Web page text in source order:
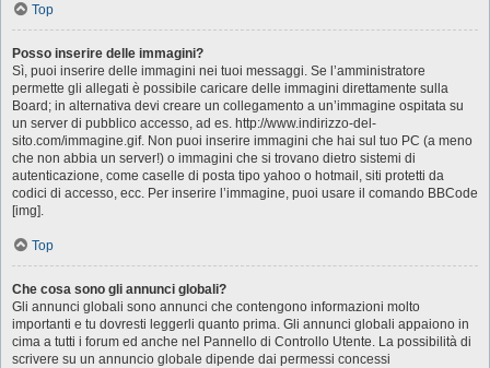
Top
Posso inserire delle immagini?
Sì, puoi inserire delle immagini nei tuoi messaggi. Se l’amministratore
permette gli allegati è possibile caricare delle immagini direttamente sulla
Board; in alternativa devi creare un collegamento a un’immagine ospitata su
un server di pubblico accesso, ad es. http://www.indirizzo-del-
sito.com/immagine.gif. Non puoi inserire immagini che hai sul tuo PC (a meno
che non abbia un server!) o immagini che si trovano dietro sistemi di
autenticazione, come caselle di posta tipo yahoo o hotmail, siti protetti da
codici di accesso, ecc. Per inserire l’immagine, puoi usare il comando BBCode
[img].
Top
Che cosa sono gli annunci globali?
Gli annunci globali sono annunci che contengono informazioni molto
importanti e tu dovresti leggerli quanto prima. Gli annunci globali appaiono in
cima a tutti i forum ed anche nel Pannello di Controllo Utente. La possibilità di
scrivere su un annuncio globale dipende dai permessi concessi